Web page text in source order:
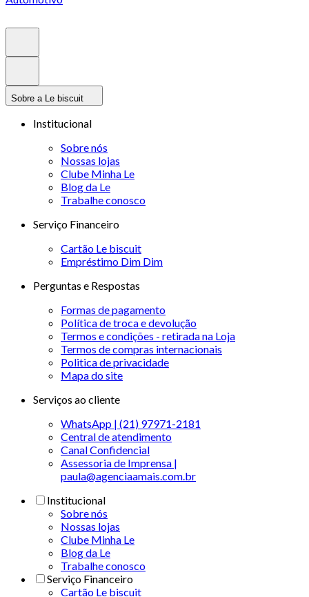
Sobre a Le biscuit
Institucional
Sobre nós
Nossas lojas
Clube Minha Le
Blog da Le
Trabalhe conosco
Serviço Financeiro
Cartão Le biscuit
Empréstimo Dim Dim
Perguntas e Respostas
Formas de pagamento
Política de troca e devolução
Termos e condições - retirada na Loja
Termos de compras internacionais
Politica de privacidade
Mapa do site
Serviços ao cliente
WhatsApp | (21) 97971-2181
Central de atendimento
Canal Confidencial
Assessoria de Imprensa |
paula@agenciaamais.com.br
Institucional
Sobre nós
Nossas lojas
Clube Minha Le
Blog da Le
Trabalhe conosco
Serviço Financeiro
Cartão Le biscuit